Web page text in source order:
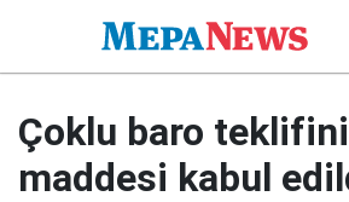
Çoklu baro
maddesi kabul